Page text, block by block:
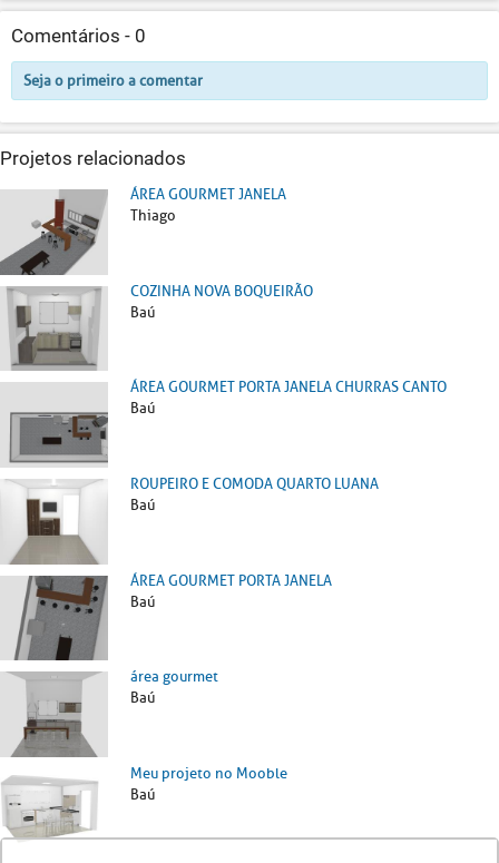
Comentários - 0
Seja o primeiro a comentar
Projetos relacionados
ÁREA GOURMET JANELA
Thiago
COZINHA NOVA BOQUEIRÃO
Baú
ÁREA GOURMET PORTA JANELA CHURRAS CANTO
Baú
ROUPEIRO E COMODA QUARTO LUANA
Baú
ÁREA GOURMET PORTA JANELA
Baú
área gourmet
Baú
Meu projeto no Mooble
Baú